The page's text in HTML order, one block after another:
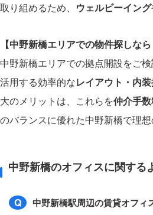
取り組めるため、 ウェルビーイング
【中野新橋エリアでの物件探しな
中野新橋エリアでの拠点開設をご
活用する効率的なレイアウト・内
大のメリットは、これらを仲介手
のバランスに優れた中野新橋で理
中野新橋のオフィスに関する
Q 中野新橋駅周辺の賃貸オフィ